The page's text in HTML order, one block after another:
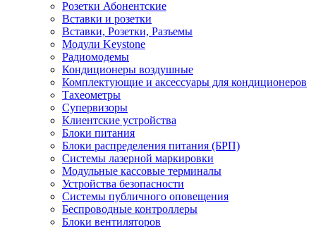
Розетки Абонентские
Вставки и розетки
Вставки, Розетки, Разъемы
Модули Keystone
Радиомодемы
Кондиционеры воздушные
Комплектующие и аксессуары для кондиционеров
Тахеометры
Супервизоры
Клиентские устройства
Блоки питания
Блоки распределения питания (БРП)
Системы лазерной маркировки
Модульные кассовые терминалы
Устройства безопасности
Системы публичного оповещения
Беспроводные контроллеры
Блоки вентиляторов